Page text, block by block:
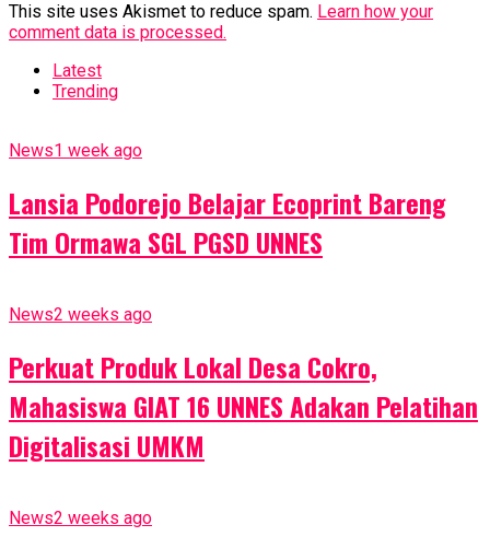
This site uses Akismet to reduce spam. Learn how your
comment data is processed.
Latest
Trending
News1 week ago
Lansia Podorejo Belajar Ecoprint Bareng
Tim Ormawa SGL PGSD UNNES
News2 weeks ago
Perkuat Produk Lokal Desa Cokro,
Mahasiswa GIAT 16 UNNES Adakan Pelatihan
Digitalisasi UMKM
News2 weeks ago